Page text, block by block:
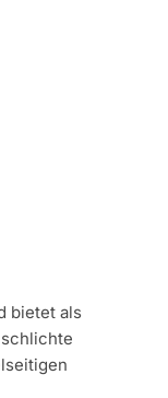
bietet als